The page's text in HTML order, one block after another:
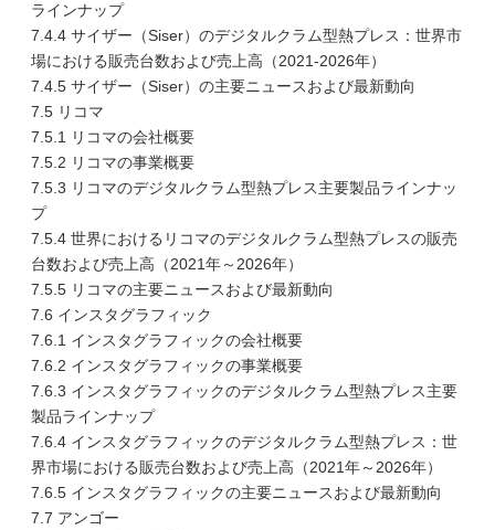
ラインナップ
7.4.4 サイザー（Siser）のデジタルクラム型熱プレス：世界市
場における販売台数および売上高（2021-2026年）
7.4.5 サイザー（Siser）の主要ニュースおよび最新動向
7.5 リコマ
7.5.1 リコマの会社概要
7.5.2 リコマの事業概要
7.5.3 リコマのデジタルクラム型熱プレス主要製品ラインナッ
プ
7.5.4 世界におけるリコマのデジタルクラム型熱プレスの販売
台数および売上高（2021年～2026年）
7.5.5 リコマの主要ニュースおよび最新動向
7.6 インスタグラフィック
7.6.1 インスタグラフィックの会社概要
7.6.2 インスタグラフィックの事業概要
7.6.3 インスタグラフィックのデジタルクラム型熱プレス主要
製品ラインナップ
7.6.4 インスタグラフィックのデジタルクラム型熱プレス：世
界市場における販売台数および売上高（2021年～2026年）
7.6.5 インスタグラフィックの主要ニュースおよび最新動向
7.7 アンゴー